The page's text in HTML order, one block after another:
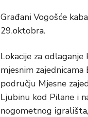
Građani Vogošće
29.oktobra.
Lokacije za
mjesnim zajednicama
području Mjesne
Ljubinu kod Pilane i
nogometnog